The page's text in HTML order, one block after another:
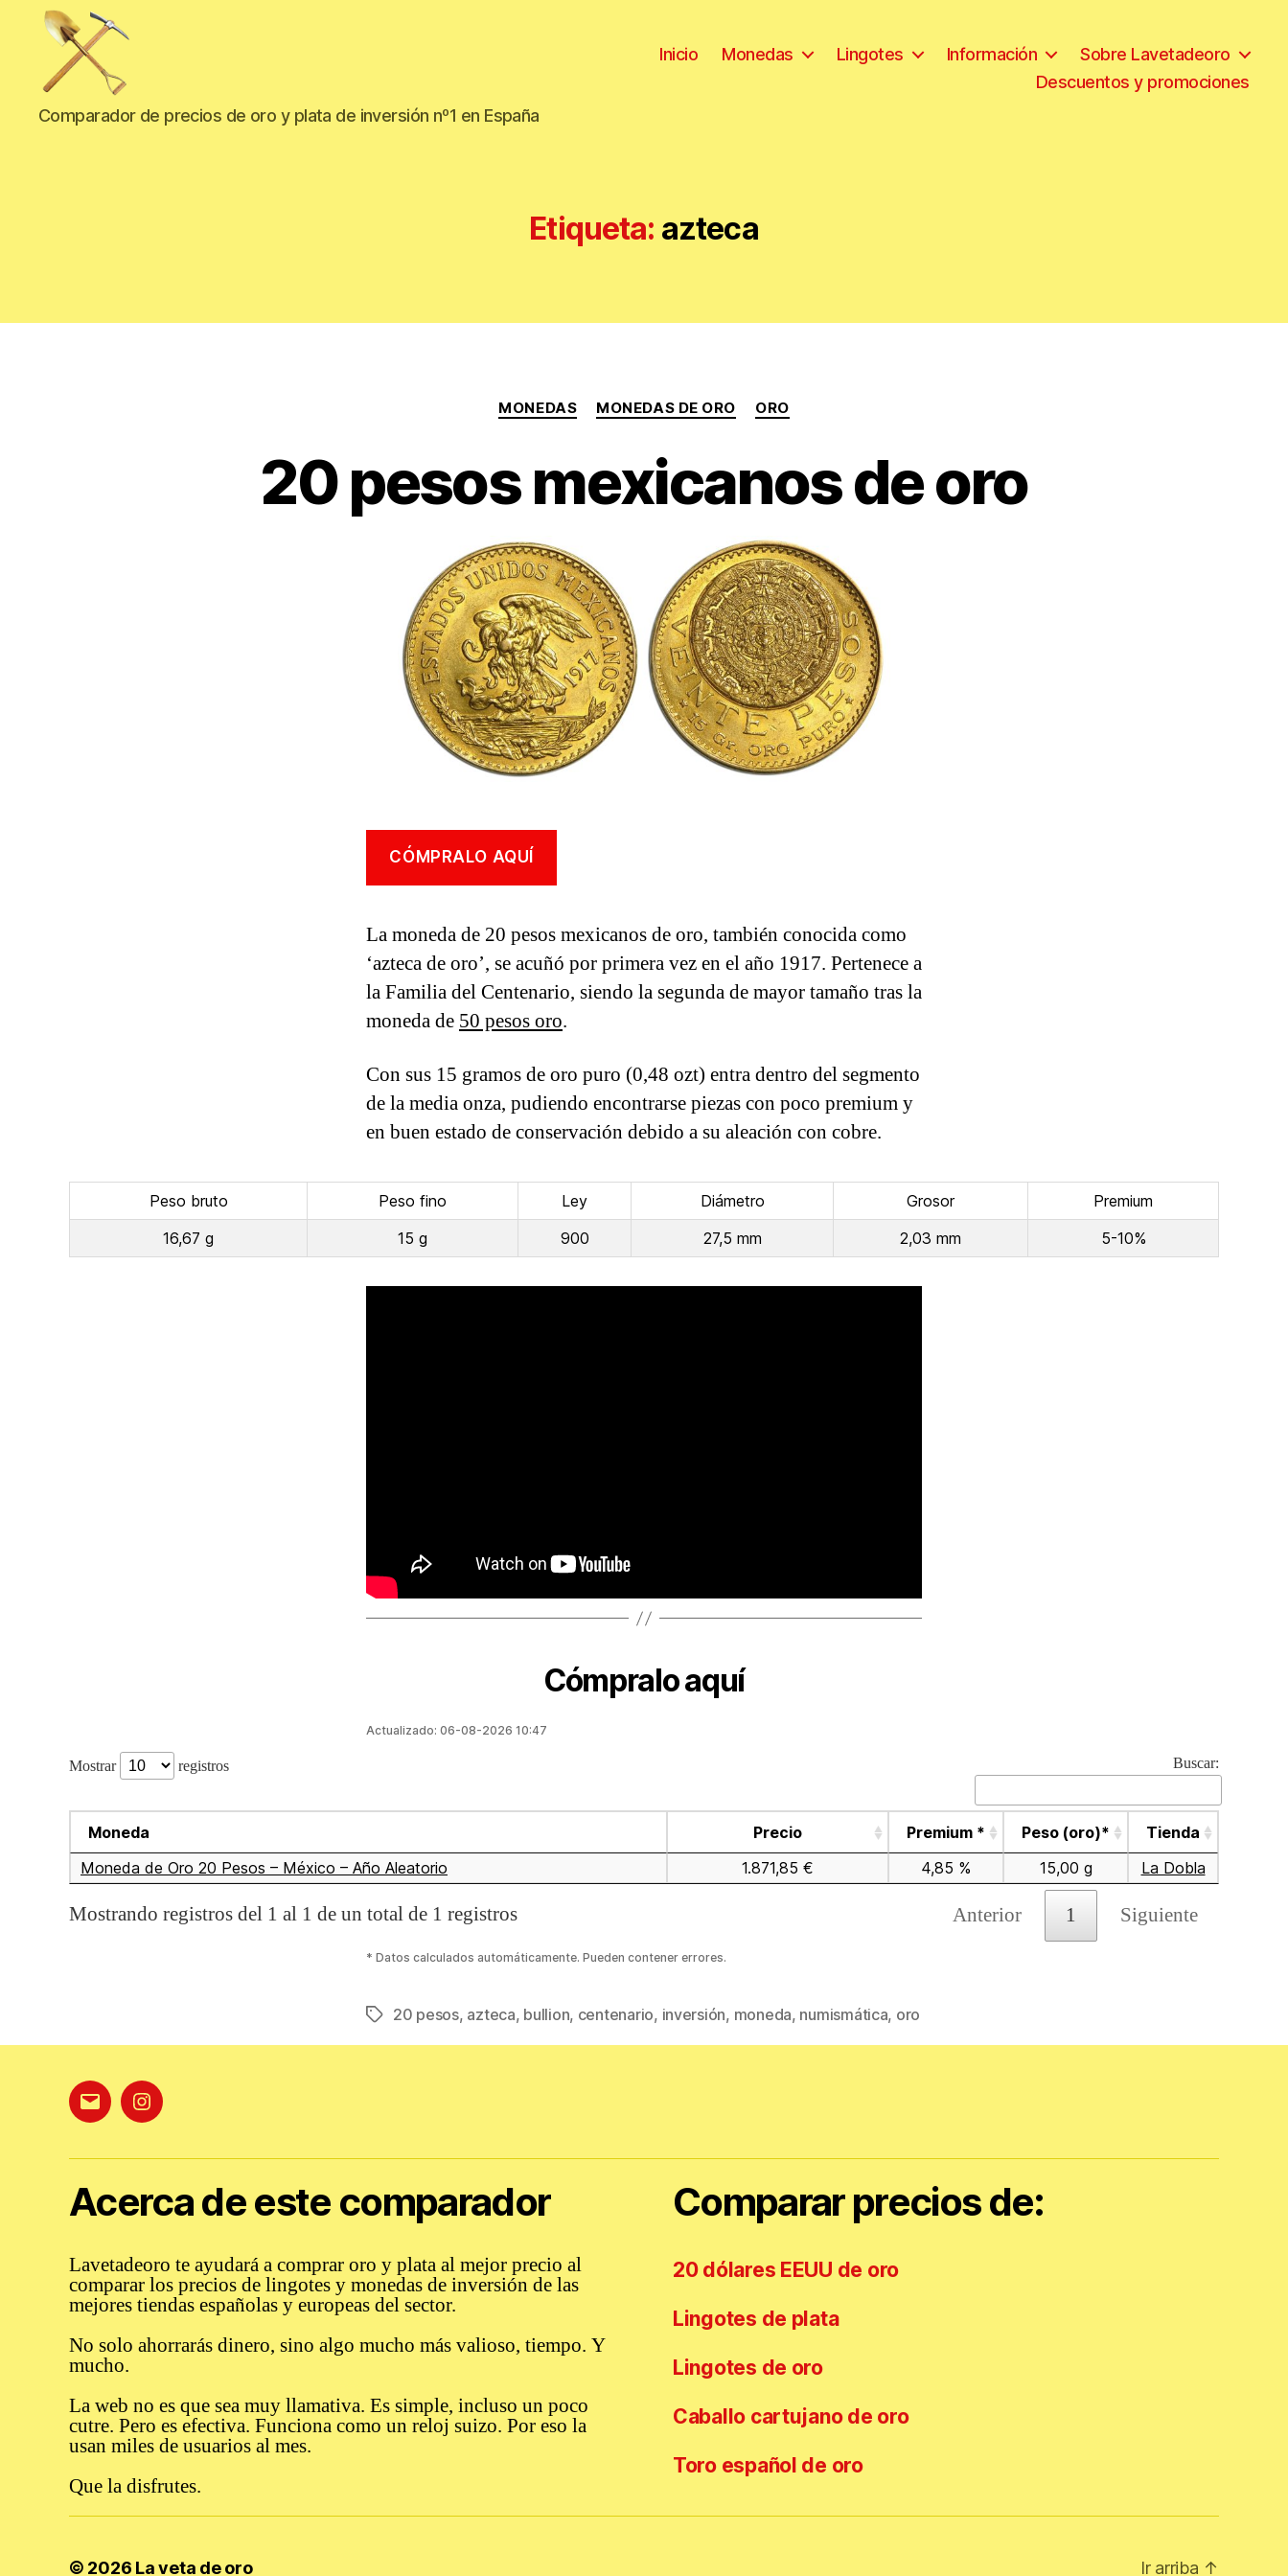
La
veta
Comparador de precios de oro y plata de inversión nº1 en España
Inicio Monedas Lingotes Información
Sobre Lavetadeoro
Descuentos y promociones
Etiqueta: azteca
Categorías
MONEDAS MONEDAS DE ORO ORO
20 pesos mexicanos de oro
CÓMPRALO AQUÍ
La moneda de 20 pesos mexicanos de oro, también conocida como
‘azteca de oro’, se acuñó por primera vez en el año 1917. Pertenece a
la Familia del Centenario, siendo la segunda de mayor tamaño tras la
moneda de 50 pesos oro.
Con sus 15 gramos de oro puro (0,48 ozt) entra dentro del segmento
de la media onza, pudiendo encontrarse piezas con poco premium y
en buen estado de conservación debido a su aleación con cobre.
Peso bruto Peso fino Ley Diámetro Grosor
Premium
16,67 g
15 g 900 27,5 mm 2,03 mm 5-10%
Cómpralo aquí
Actualizado: 06-08-2026 10:47
Mostrar registros Buscar:
Moneda Precio Premium * Peso (oro)*
Tienda
Moneda de Oro 20 Pesos – México – Año Aleatorio
1.871,85 € 4,85 % 15,00 g La Dobla
Mostrando registros del 1 al 1 de un total de 1 registros Anterior 1 Siguiente
* Datos calculados automáticamente. Pueden contener errores.
Etiquetas
20 pesos, azteca, bullion, centenario, inversión, moneda, numismática, oro
CorreoInstagram
Acerca de este comparador
Lavetadeoro te ayudará a comprar oro y plata al mejor precio al
comparar los precios de lingotes y monedas de inversión de las
mejores tiendas españolas y europeas del sector.
No solo ahorrarás dinero, sino algo mucho más valioso, tiempo. Y
mucho.
La web no es que sea muy llamativa. Es simple, incluso un poco
cutre. Pero esefectiva. Funciona como un reloj suizo. Por eso la
usan miles de usuarios al mes.
Que la disfrutes.
Comparar precios de:
20 dólares EEUU de oro
Lingotes de plata
Lingotes de oro
Caballo cartujano de oro
Toro español de oro
© 2026 La veta de oro Ir arriba ↑